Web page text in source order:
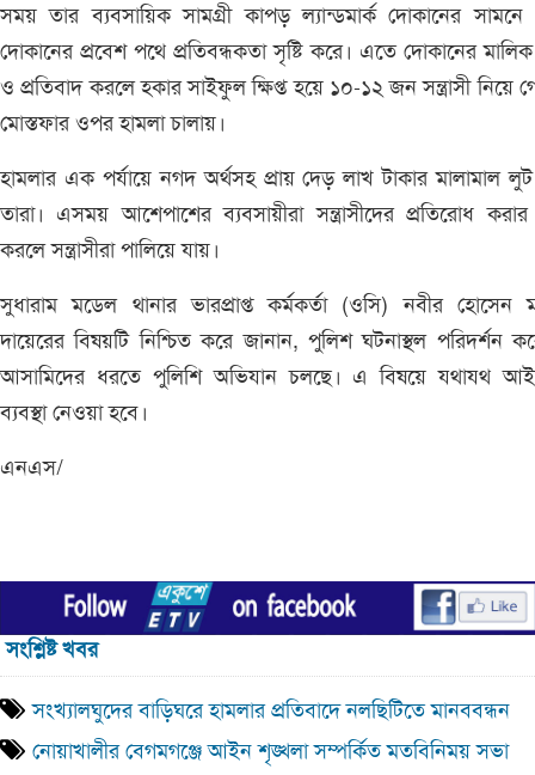
সময় তার ব্যবসায়িক সামগ্রী কাপড় ল্যান্ডমার্ক দোকানের সামনে
দোকানের প্রবেশ পথে প্রতিবন্ধকতা সৃষ্টি করে। এতে দোকানের মালিক
ও প্রতিবাদ করলে হকার সাইফুল ক্ষিপ্ত হয়ে ১০-১২ জন সন্ত্রাসী নিয়ে
মোস্তফার ওপর হামলা চালায়।
হামলার এক পর্যায়ে নগদ অর্থসহ প্রায় দেড় লাখ টাকার মালামাল
তারা। এসময় আশেপাশের ব্যবসায়ীরা সন্ত্রাসীদের প্রতিরোধ করার
করলে সন্ত্রাসীরা পালিয়ে যায়।
সুধারাম মডেল থানার ভারপ্রাপ্ত কর্মকর্তা (ওসি) নবীর হোসেন
দায়েরের বিষয়টি নিশ্চিত করে জানান, পুলিশ ঘটনাস্থল পরিদর্শন
আসামিদের ধরতে পুলিশি অভিযান চলছে। এ বিষয়ে যথাযথ
ব্যবস্থা নেওয়া হবে।
এনএস/
সংশ্লিষ্ট খবর
সংখ্যালঘুদের বাড়িঘরে হামলার প্রতিবাদে নলছিটিতে মানববন্ধন
নোয়াখালীর বেগমগঞ্জে আইন শৃঙ্খলা সম্পর্কিত মতবিনিময় সভা